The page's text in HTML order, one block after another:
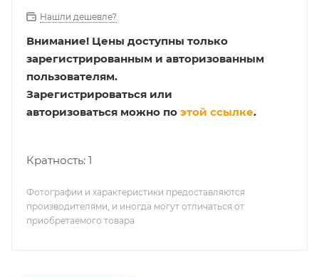
Нашли дешевле?
Внимание! Цены доступны только
зарегистрированным и авторизованным
пользователям.
Зарегистрироваться или
авторизоваться можно по этой ссылке.
Кратность: 1
Фотографии и характеристики предоставляются
производителями, и иногда могут отличаться от
приобретаемого товара